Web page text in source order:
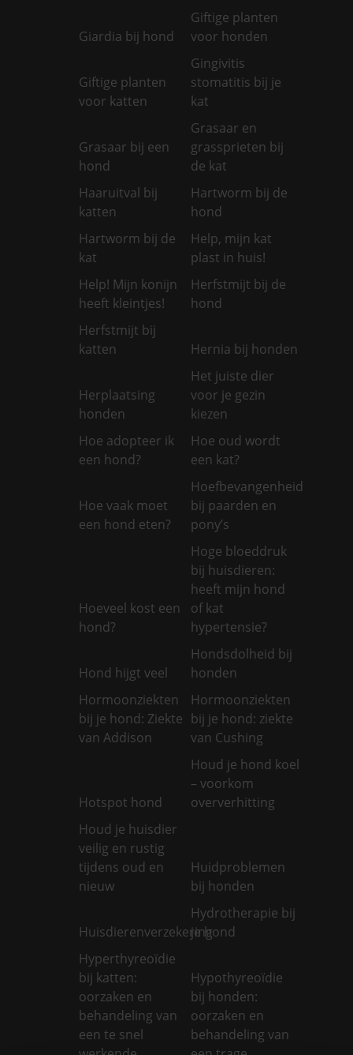
Giardia bij hond
Giftige planten
voor honden
Giftige planten
voor katten
Gingivitis
stomatitis bij je
kat
Grasaar bij een
hond
Grasaar en
grassprieten bij
de kat
Haaruitval bij
katten
Hartworm bij de
hond
Hartworm bij de
kat
Help, mijn kat
plast in huis!
Help! Mijn konijn
heeft kleintjes!
Herfstmijt bij de
hond
Herfstmijt bij
katten
Hernia bij honden
Herplaatsing
honden
Het juiste dier
voor je gezin
kiezen
Hoe adopteer ik
een hond?
Hoe oud wordt
een kat?
Hoe vaak moet
een hond eten?
Hoefbevangenheid
bij paarden en
pony’s
Hoeveel kost een
hond?
Hoge bloeddruk
bij huisdieren:
heeft mijn hond
of kat
hypertensie?
Hond hijgt veel
Hondsdolheid bij
honden
Hormoonziekten
bij je hond: Ziekte
van Addison
Hormoonziekten
bij je hond: ziekte
van Cushing
Hotspot hond
Houd je hond koel
– voorkom
oververhitting
Houd je huisdier
veilig en rustig
tijdens oud en
nieuw
Huidproblemen
bij honden
Huisdierenverzekering
Hydrotherapie bij
je hond
Hyperthyreoïdie
bij katten:
oorzaken en
behandeling van
een te snel
Hypothyreoïdie
bij honden:
oorzaken en
behandeling van